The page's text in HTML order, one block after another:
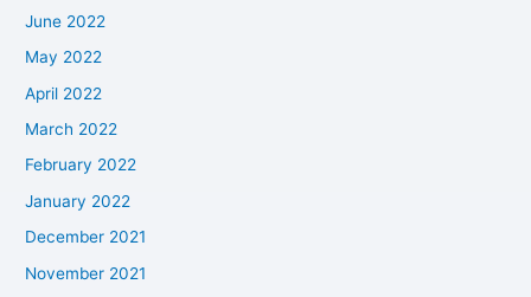
June 2022
May 2022
April 2022
March 2022
February 2022
January 2022
December 2021
November 2021